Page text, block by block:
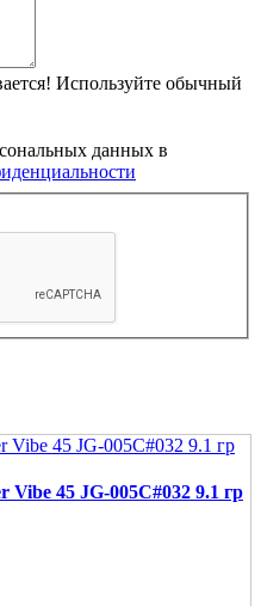
Используйте обычный
данных в
45 JG-005C#032 9.1 гр